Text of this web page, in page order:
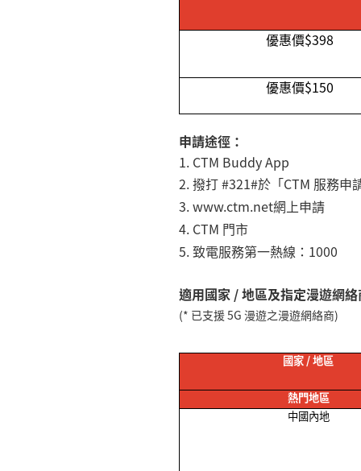
優惠價$398
優惠價$150
申請途徑：
1. CTM Buddy App
2.撥打 #321#於「CTM 服務申
3. www.ctm.net網上申請
4. CTM 門市
5.致電服務第一熱線： 1000
適用國家 / 地區及指定漫遊網絡
(* 已支援 5G 漫遊之漫遊網絡商)
國家/地區
熱門地區
中國內地